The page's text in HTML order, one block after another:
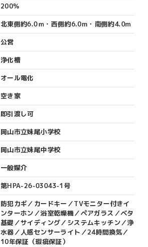
200％
北東側約6.0ｍ・西側約6.0m・南側約4.0m
公営
浄化槽
オール電化
空き家
即引渡し可
岡山市立妹尾小学校
岡山市立妹尾中学校
一般媒介
第HPA-26-03043-1号
防犯カギ／カードキー／TVモニター付きイ
ンターホン／浴室乾燥機／ペアガラス／ベタ
基礎／サイディング／システムキッチン／浄
水器／人感センサーライト／24時間換気／
10年保証（瑕疵保証）